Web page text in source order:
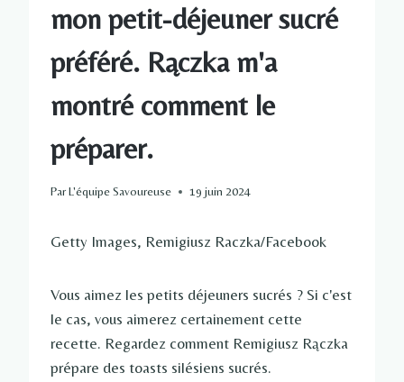
mon petit-déjeuner sucré
préféré. Rączka m'a
montré comment le
préparer.
ParL'équipe Savoureuse 19 juin 2024
Getty Images, Remigiusz Raczka/Facebook
Vous aimez les petits déjeuners sucrés ? Si c'est
le cas, vous aimerez certainement cette
recette. Regardez comment Remigiusz Rączka
prépare des toasts silésiens sucrés.